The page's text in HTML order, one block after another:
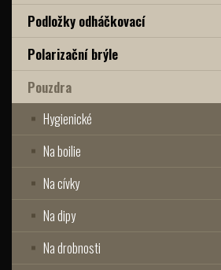
Podložky odháčkovací
Polarizační brýle
Pouzdra
Hygienické
Na boilie
Na cívky
Na dipy
Na drobnosti